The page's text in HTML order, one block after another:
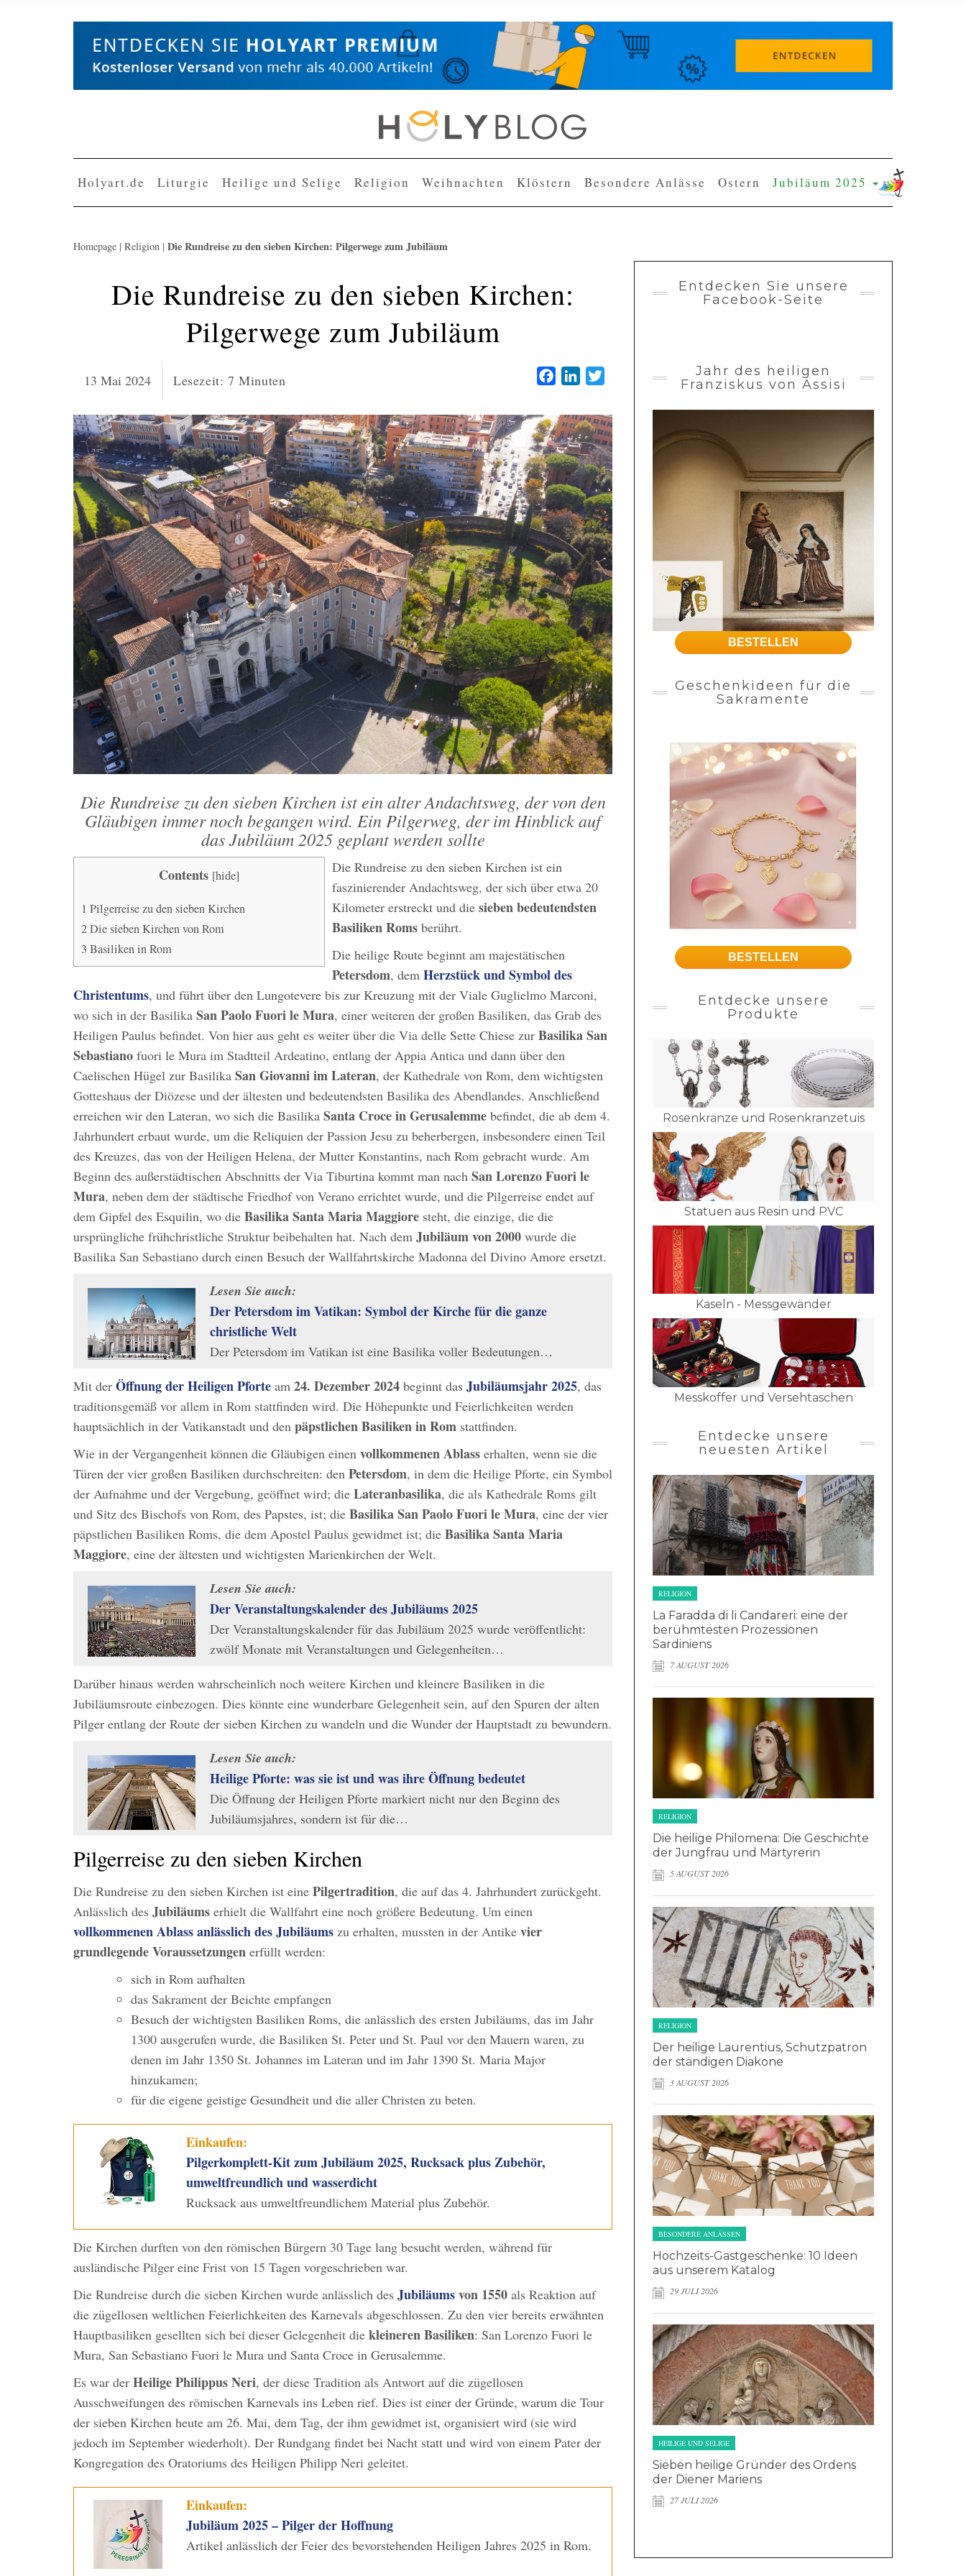
Holyart.de Liturgie Heilige und Selige Religion Weihnachten Klöstern Besondere Anlässe Ostern Jubiläum 2025
Homepage | Religion | Die Rundreise zu den sieben Kirchen: Pilgerwege zum Jubiläum
Die Rundreise zu den sieben Kirchen:
Pilgerwege zum Jubiläum
13 Mai 2024 Lesezeit: 7 Minuten FacebookLinkedIn
Die Rundreise zu den sieben Kirchen ist ein alter Andachtsweg, der von den
Gläubigen immer noch begangen wird. Ein Pilgerweg, der im Hinblick auf
das Jubiläum 2025 geplant werden sollte
Contents [hide]
1 Pilgerreise zu den sieben Kirchen
2Die sieben Kirchen von Rom
3 Basiliken in Rom
Die Rundreise zu den sieben Kirchen ist ein
faszinierender Andachtsweg, der sich über etwa 20
Kilometer erstreckt und die sieben bedeutendsten
Basiliken Roms berührt.
Die heilige Route beginnt am majestätischen
Petersdom, dem Herzstück und Symbol des
Christentums, und führt über den Lungotevere bis zur Kreuzung mit der Viale Guglielmo Marconi,
wo sich in der Basilika San Paolo Fuori le Mura, einer weiteren der großen Basiliken, das Grab des
Heiligen Paulus befindet. Von hier aus geht es weiter über die Via delle Sette Chiese zur Basilika San
Sebastiano fuori le Mura im Stadtteil Ardeatino, entlang der Appia Antica und dann über den
Caelischen Hügel zur Basilika San Giovanni im Lateran, der Kathedrale von Rom, dem wichtigsten
Gotteshaus der Diözese und der ältesten und bedeutendsten Basilika des Abendlandes. Anschließend
erreichen wir den Lateran, wo sich die Basilika Santa Croce in Gerusalemme befindet, die ab dem 4.
Jahrhundert erbaut wurde, um die Reliquien der Passion Jesu zu beherbergen, insbesondere einen Teil
des Kreuzes, das von der Heiligen Helena, der Mutter Konstantins, nach Rom gebracht wurde. Am
Beginn des außerstädtischen Abschnitts der Via Tiburtina kommt man nach San Lorenzo Fuori le
Mura, neben dem der städtische Friedhof von Verano errichtet wurde, und die Pilgerreise endet auf
dem Gipfel des Esquilin, wo die Basilika Santa Maria Maggiore steht, die einzige, die die
ursprüngliche frühchristliche Struktur beibehalten hat. Nach dem Jubiläum von 2000 wurde die
Basilika San Sebastiano durch einen Besuch der Wallfahrtskirche Madonna del Divino Amore ersetzt.
Lesen Sie auch:
Der Petersdom im Vatikan: Symbol der Kirche für die ganze
christliche Welt
Der Petersdom im Vatikan ist eine Basilika voller Bedeutungen…
Mit der Öffnung der Heiligen Pforte am 24. Dezember 2024 beginnt das Jubiläumsjahr 2025, das
traditionsgemäß vor allem in Rom stattfinden wird. Die Höhepunkte und Feierlichkeiten werden
hauptsächlich in der Vatikanstadt und den päpstlichen Basiliken in Rom stattfinden.
Wie in der Vergangenheit können die Gläubigen einen vollkommenen Ablass erhalten, wenn sie die
Türen der vier großen Basiliken durchschreiten: den Petersdom, in dem die Heilige Pforte, ein Symbol
der Aufnahme und der Vergebung, geöffnet wird; die Lateranbasilika, die als Kathedrale Roms gilt
und Sitz des Bischofs von Rom, des Papstes, ist; die Basilika San Paolo Fuori le Mura, eine der vier
päpstlichen Basiliken Roms, die dem Apostel Paulus gewidmet ist; die Basilika Santa Maria
Maggiore, eine der ältesten und wichtigsten Marienkirchen der Welt.
Lesen Sie auch:
Der Veranstaltungskalender des Jubiläums 2025
Der Veranstaltungskalender für das Jubiläum 2025 wurde veröffentlicht:
zwölf Monate mit Veranstaltungen und Gelegenheiten…
Darüber hinaus werden wahrscheinlich noch weitere Kirchen und kleinere Basiliken in die
Jubiläumsroute einbezogen. Dies könnte eine wunderbare Gelegenheit sein, auf den Spuren der alten
Pilger entlang der Route der sieben Kirchen zu wandeln und die Wunder der Hauptstadt zu bewundern.
Lesen Sie auch:
Heilige Pforte: was sie ist und was ihre Öffnung bedeutet
Die Öffnung der Heiligen Pforte markiert nicht nur den Beginn des
Jubiläumsjahres, sondern ist für die…
Pilgerreise zu den sieben Kirchen
Die Rundreise zu den sieben Kirchen ist eine Pilgertradition, die auf das 4. Jahrhundert zurückgeht.
Anlässlich des Jubiläums erhielt die Wallfahrt eine noch größere Bedeutung. Um einen
vollkommenen Ablassanlässlich des Jubiläums zu erhalten, mussten in der Antike vier
grundlegende Voraussetzungen erfüllt werden:
sich in Rom aufhalten
das Sakrament der Beichte empfangen
Besuch der wichtigsten Basiliken Roms, die anlässlich des ersten Jubiläums, das im Jahr
1300 ausgerufen wurde, die Basiliken St. Peter und St. Paul vor den Mauern waren, zu
denen im Jahr 1350 St. Johannes im Lateran und im Jahr 1390 St. Maria Major
hinzukamen;
für die eigene geistige Gesundheit und die aller Christen zu beten.
Einkaufen:
Pilgerkomplett-Kit zum Jubiläum 2025, Rucksack plus Zubehör,
umweltfreundlich und wasserdicht
Rucksack aus umweltfreundlichem Material plus Zubehör.
Die Kirchen durften von den römischen Bürgern 30 Tage lang besucht werden, während für
ausländische Pilger eine Frist von 15 Tagen vorgeschrieben war.
Die Rundreise durch die sieben Kirchen wurde anlässlich des Jubiläumsvon 1550 als Reaktion auf
die zügellosen weltlichen Feierlichkeiten des Karnevals abgeschlossen. Zu den vier bereits erwähnten
Hauptbasiliken gesellten sich bei dieser Gelegenheit die kleineren Basiliken: San Lorenzo Fuori le
Mura, San Sebastiano Fuori le Mura und Santa Croce in Gerusalemme.
Es war der Heilige Philippus Neri, der diese Tradition als Antwort auf die zügellosen
Ausschweifungen des römischen Karnevals ins Leben rief. Dies ist einer der Gründe, warum die Tour
der sieben Kirchen heute am 26. Mai, dem Tag, der ihm gewidmet ist, organisiert wird (sie wird
jedoch im September wiederholt). Der Rundgang findet bei Nacht statt und wird von einem Pater der
Kongregation des Oratoriums des Heiligen Philipp Neri geleitet.
Einkaufen:
Jubiläum 2025 – Pilger der Hoffnung
Artikel anlässlich der Feier des bevorstehenden Heiligen Jahres 2025 in Rom.
Entdecken Sie unsere
Facebook-Seite
Jahr des heiligen
Franziskus von Assisi
BESTELLEN
Geschenkideen für die
Sakramente
BESTELLEN
Entdecke unsere
Produkte
Rosenkränze und Rosenkranzetuis
Statuen aus Resin und PVC
Kaseln - Messgewänder
Messkoffer und Versehtaschen
Entdecke unsere
neuesten Artikel
RELIGION
La Faradda di li Candareri: eine der
berühmtesten Prozessionen
Sardiniens
7 AUGUST 2026
RELIGION
Die heilige Philomena: Die Geschichte
der Jungfrau und Märtyrerin
5 AUGUST 2026
RELIGION
Der heilige Laurentius, Schutzpatron
der ständigen Diakone
3 AUGUST 2026
BESONDERE ANLÄSSEN
Hochzeits-Gastgeschenke: 10 Ideen
aus unserem Katalog
29 JULI 2026
HEILIGE UND SELIGE
Sieben heilige Gründer des Ordens
der Diener Mariens
27 JULI 2026